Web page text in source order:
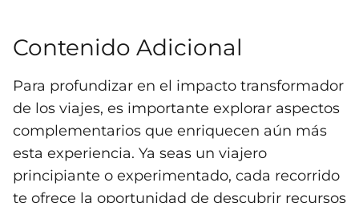
Contenido Adicional
Para profundizar en el impacto transformador
de los viajes, es importante explorar aspectos
complementarios que enriquecen aún más
esta experiencia. Ya seas un viajero
principiante o experimentado, cada recorrido
te ofrece la oportunidad de descubrir recursos